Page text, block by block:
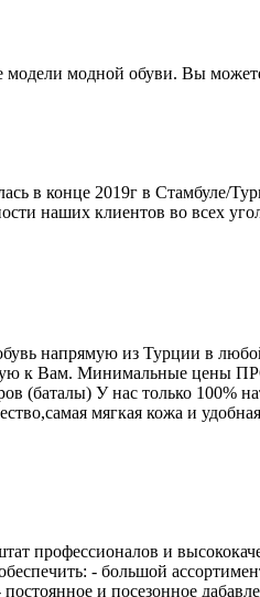
модели модной обуви. Вы
в конце 2019г в Стамбуле/
наших клиентов во всех
напрямую из Турции в
к Вам. Минимальные
(баталы) У нас только 100%
мягкая кожа и
профессионалов и
- большой
и посезонное